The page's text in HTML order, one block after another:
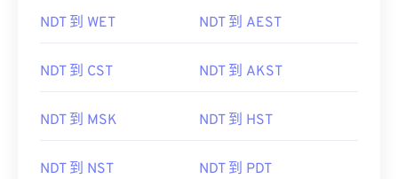
NDT 到 WET NDT 到 AEST
NDT 到 CST NDT 到 AKST
NDT 到 MSK NDT 到 HST
NDT 到 NST NDT 到 PDT